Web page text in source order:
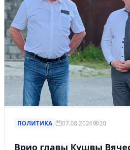
ПОЛИТИКА 07.08.2026 20
Врио главы Кушвы